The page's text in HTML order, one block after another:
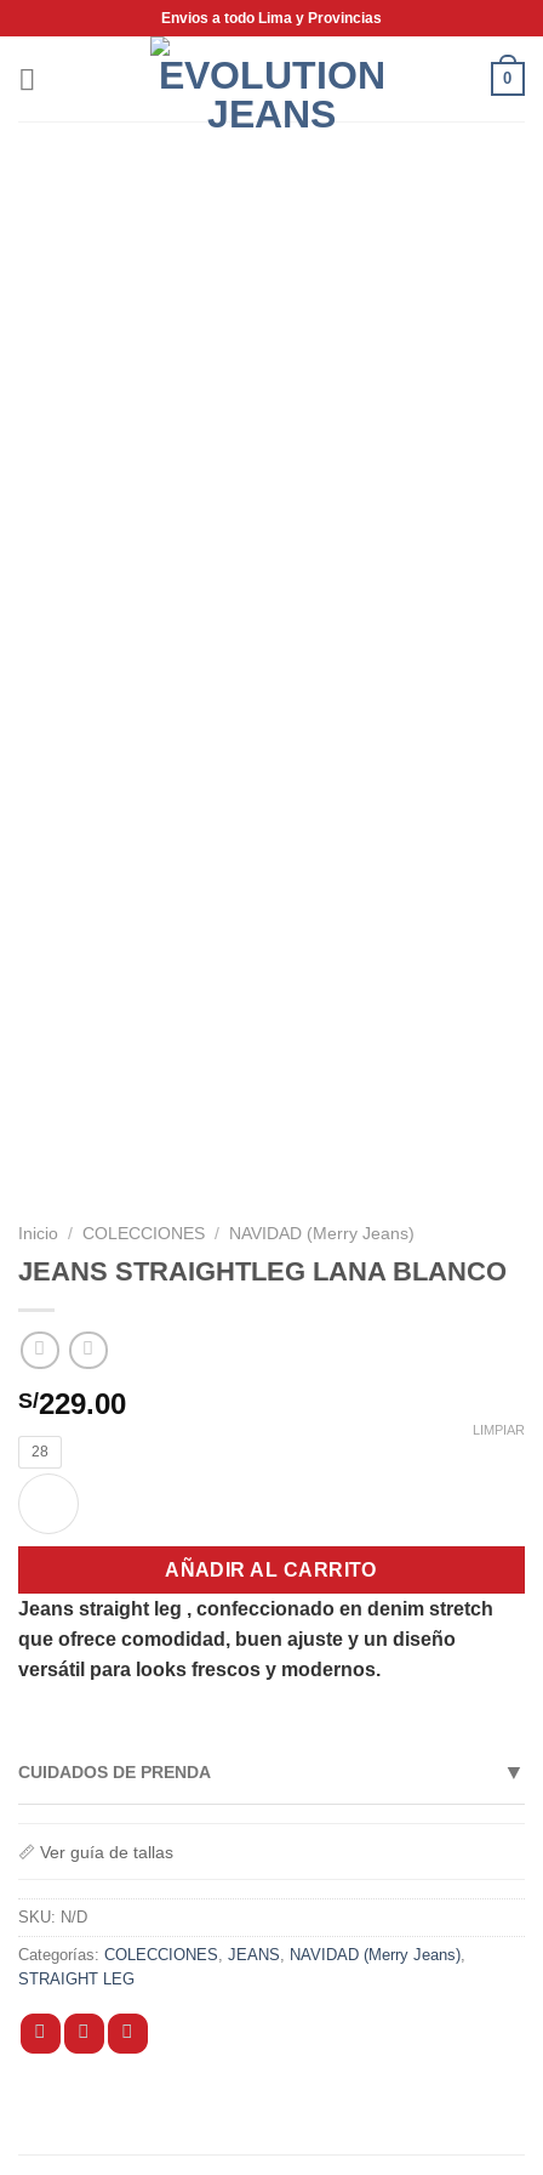
contenido
Envios a todo Lima y Provincias
0
Inicio / COLECCIONES / NAVIDAD (Merry Jeans)
JEANS STRAIGHTLEG LANA BLANCO
S/229.00
28
LIMPIAR
AÑADIR AL CARRITO
Jeans straight leg , confeccionado en denim stretch
que ofrece comodidad, buen ajuste y un diseño
versátil para looks frescos y modernos.
CUIDADOS DE PRENDA ▼
• Lavar con colores similares.
• Lavar y secar del revés.
• No usar secadora.
• Secar a la sombra.
• No retorcer para conservar la elasticidad y el ajuste.
📏 Ver guía de tallas
SKU: N/D
Categorías: COLECCIONES, JEANS, NAVIDAD (Merry Jeans),
STRAIGHT LEG